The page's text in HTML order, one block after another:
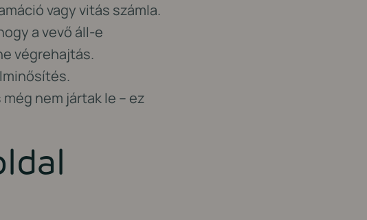
vagy vitás számla.
a vevő áll-e
végrehajtás.
nem jártak le – ez